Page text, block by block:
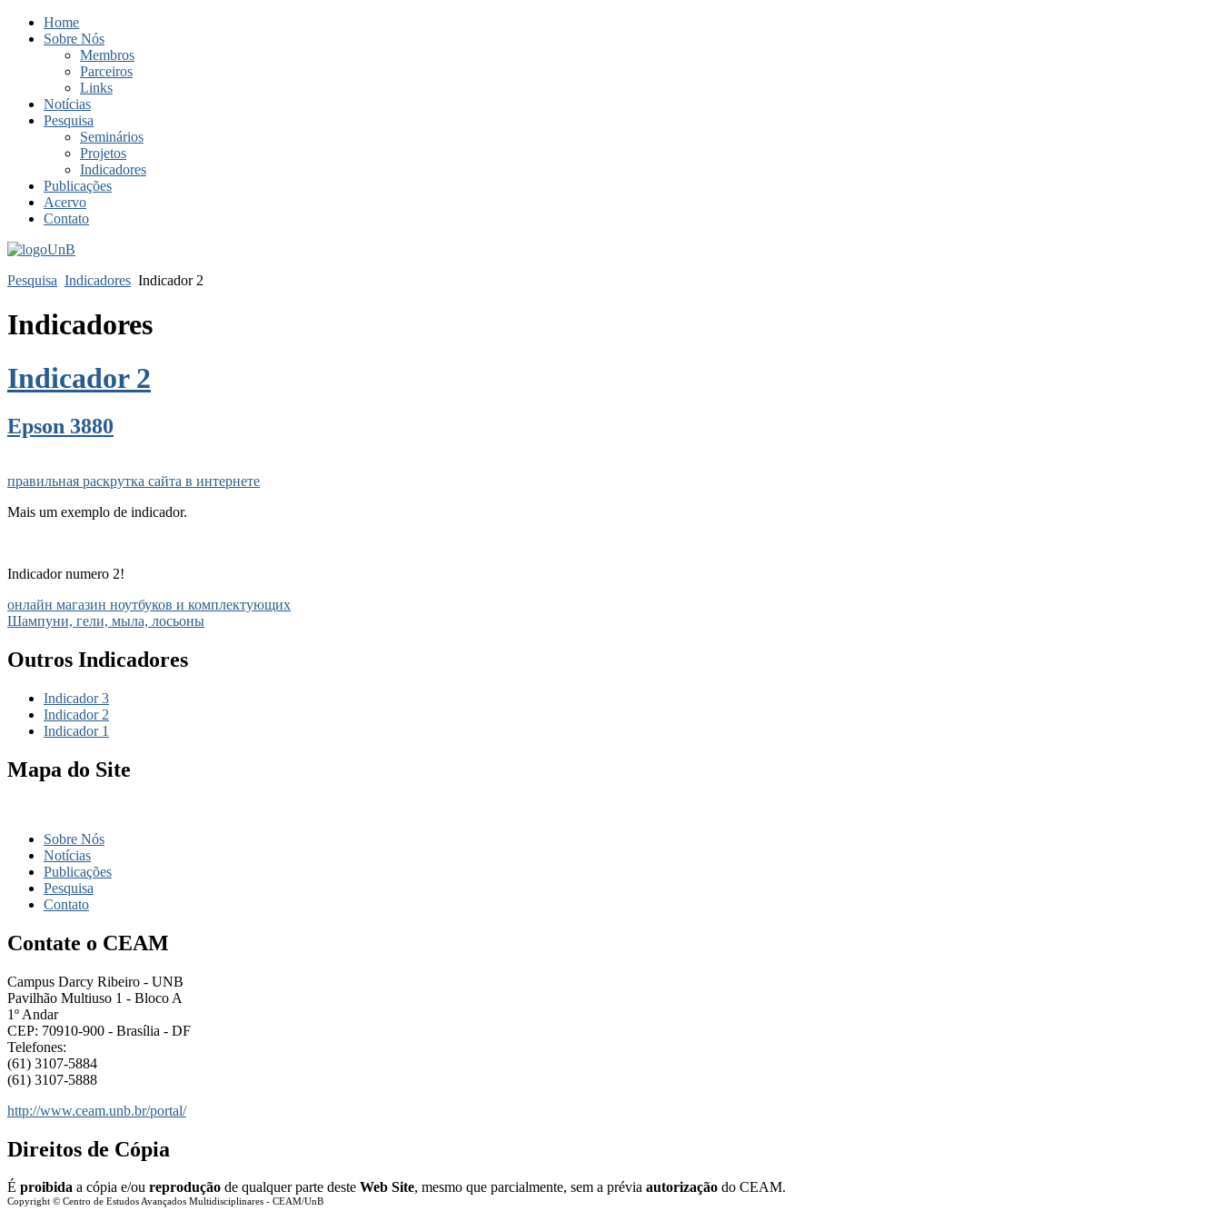
Home
Sobre Nós
Membros
Parceiros
Links
Notícias
Pesquisa
Seminários
Projetos
Indicadores
Publicações
Acervo
Contato
Pesquisa Indicadores Indicador 2
Indicadores
Indicador 2
Epson 3880
правильная раскрутка сайта в интернете
Mais um exemplo de indicador.
Indicador numero 2!
онлайн магазин ноутбуков и комплектующих
Шампуни, гели, мыла, лосьоны
Outros Indicadores
Indicador 3
Indicador 2
Indicador 1
Mapa do Site
Sobre Nós
Notícias
Publicações
Pesquisa
Contato
Contate o CEAM
Campus Darcy Ribeiro - UNB
Pavilhão Multiuso 1 - Bloco A
1º Andar
CEP: 70910-900 - Brasília - DF
Telefones:
(61) 3107-5884
(61) 3107-5888
http://www.ceam.unb.br/portal/
Direitos de Cópia
É proibida a cópia e/ou reprodução de qualquer parte deste Web Site, mesmo que parcialmente, sem a prévia autorização do CEAM.
Copyright © Centro de Estudos Avançados Multidisciplinares - CEAM/UnB